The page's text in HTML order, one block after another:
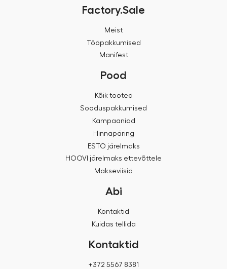
Factory.Sale
Meist
Tööpakkumised
Manifest
Pood
Kõik tooted
Sooduspakkumised
Kampaaniad
Hinnapäring
ESTO järelmaks
HOOVI järelmaks ettevõttele
Makseviisid
Abi
Kontaktid
Kuidas tellida
Kontaktid
+372 5567 8381